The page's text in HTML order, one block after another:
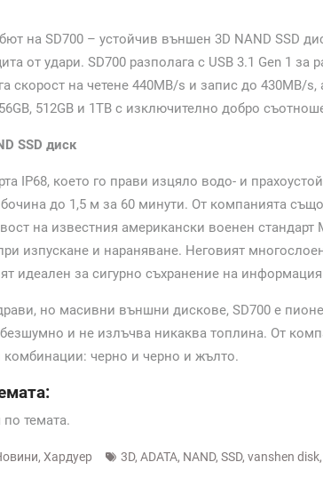
на SD700 – устойчив външен 3D NAND SSD
от удари. SD700 разполага с USB 3.1 Gen 1 за
скорост на четене 440MB/s и запис до 430MB/s,
512GB и 1TB с изключително добро
SSD диск
IP68, което го прави изцяло водо- и
до 1,5 м за 60 минути. От компанията
на известния американски военен стандарт
изпускане и нараняване. Неговият
идеален за сигурно съхранение на
но масивни външни дискове, SD700 е
и не излъчва никаква топлина. От
комбинации: черно и черно и жълто.
темата.
, Хардуер 3D, ADATA, NAND, SSD, vanshen disk,